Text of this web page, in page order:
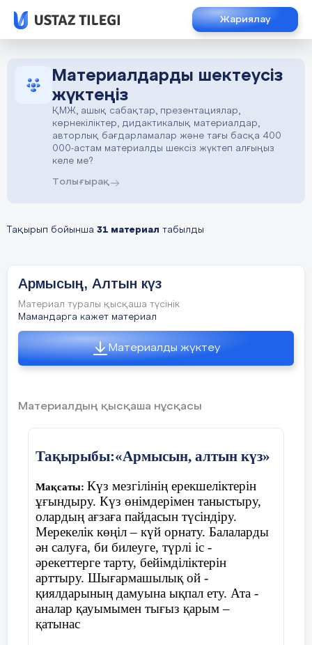
Жариялау
Материалдарды шектеусіз
жүктеңіз
ҚМЖ, ашық сабақтар, презентациялар,
көрнекіліктер, дидактикалық материалдар,
авторлық бағдарламалар және тағы басқа 400
000-астам материалды шексіз жүктеп алғыңыз
келе ме?
Толығырақ
Тақырып бойынша 31 материал табылды
Армысың, Алтын күз
Материал туралы қысқаша түсінік
Мамандарга кажет материал
Материалды жүктеу
Материалдың қысқаша нұсқасы
Тақырыбы:«Армысын, алтын күз»
Мақсаты: Күз мезгілінің ерекшеліктерін
ұғындыру. Күз өнімдерімен таныстыру,
олардың ағзаға пайдасын түсіндіру.
Мерекелік көңіл – күй орнату. Балаларды
ән салуға, би билеуге, түрлі іс -
әрекеттерге тарту, бейімділіктерін
арттыру. Шығармашылық ой -
қиялдарының дамуына ықпал ету. Ата -
аналар қауымымен тығыз қарым –
қатынас